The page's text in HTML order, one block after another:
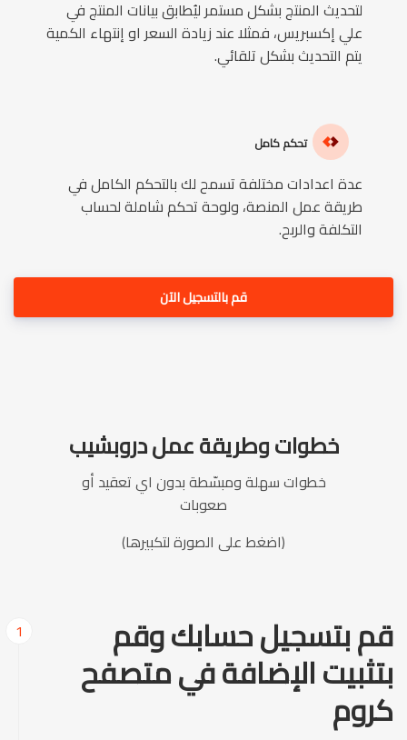
لتحديث المنتج بشكل مستمر ليُطابق بيانات المنتج في
علي إكسبريس، فمثلا عند زيادة السعر او إنتهاء الكمية
يتم التحديث بشكل تلقائي.
تحكم كامل
عدة اعدادات مختلفة تسمح لك بالتحكم الكامل في
طريقة عمل المنصة، ولوحة تحكم شاملة لحساب
التكلفة والربح.
قم بالتسجيل اﻵن
خطوات وطريقة عمل دروبشيب
خطوات سهلة ومبسّطة بدون اي تعقيد أو
صعوبات
(اضغط على الصورة لتكبيرها)
1 قم بتسجيل حسابك وقم
بتثبيت الإضافة في متصفح
كروم